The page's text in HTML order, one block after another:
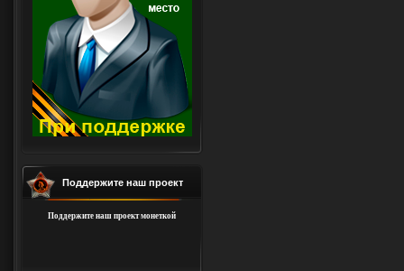
Поддержите наш проект
Поддержите наш проект монеткой